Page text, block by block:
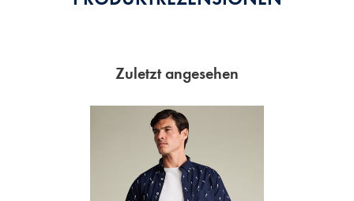
Zuletzt angesehen